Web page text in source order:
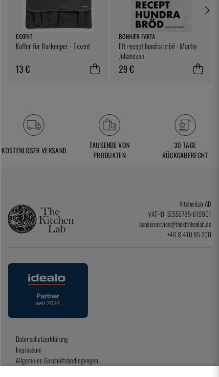
EXXENT
Koffer für Barkeeper - Exxent
13 €
BONNIER FAKTA
Ett recept hundra bröd - Martin
Johansson
29 €
KOSTENLOSER VERSAND
TAUSENDE VON
PRODUKTEN
30 TAGE
RÜCKGABERECHT
KitchenLab AB
VAT-ID: SE556785-619901
kundenservice@thekitchenlab.de
+46 8 410 95 200
Datenschutzerklärung
Impressum
Allgemeine Geschäftsbedingungen